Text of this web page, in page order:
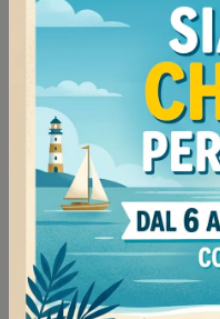
Voghera
Continua a
Negozio di mobili
Negozio di mobili
Negozio di mobili
Negozio di mobili
Arredo bagno